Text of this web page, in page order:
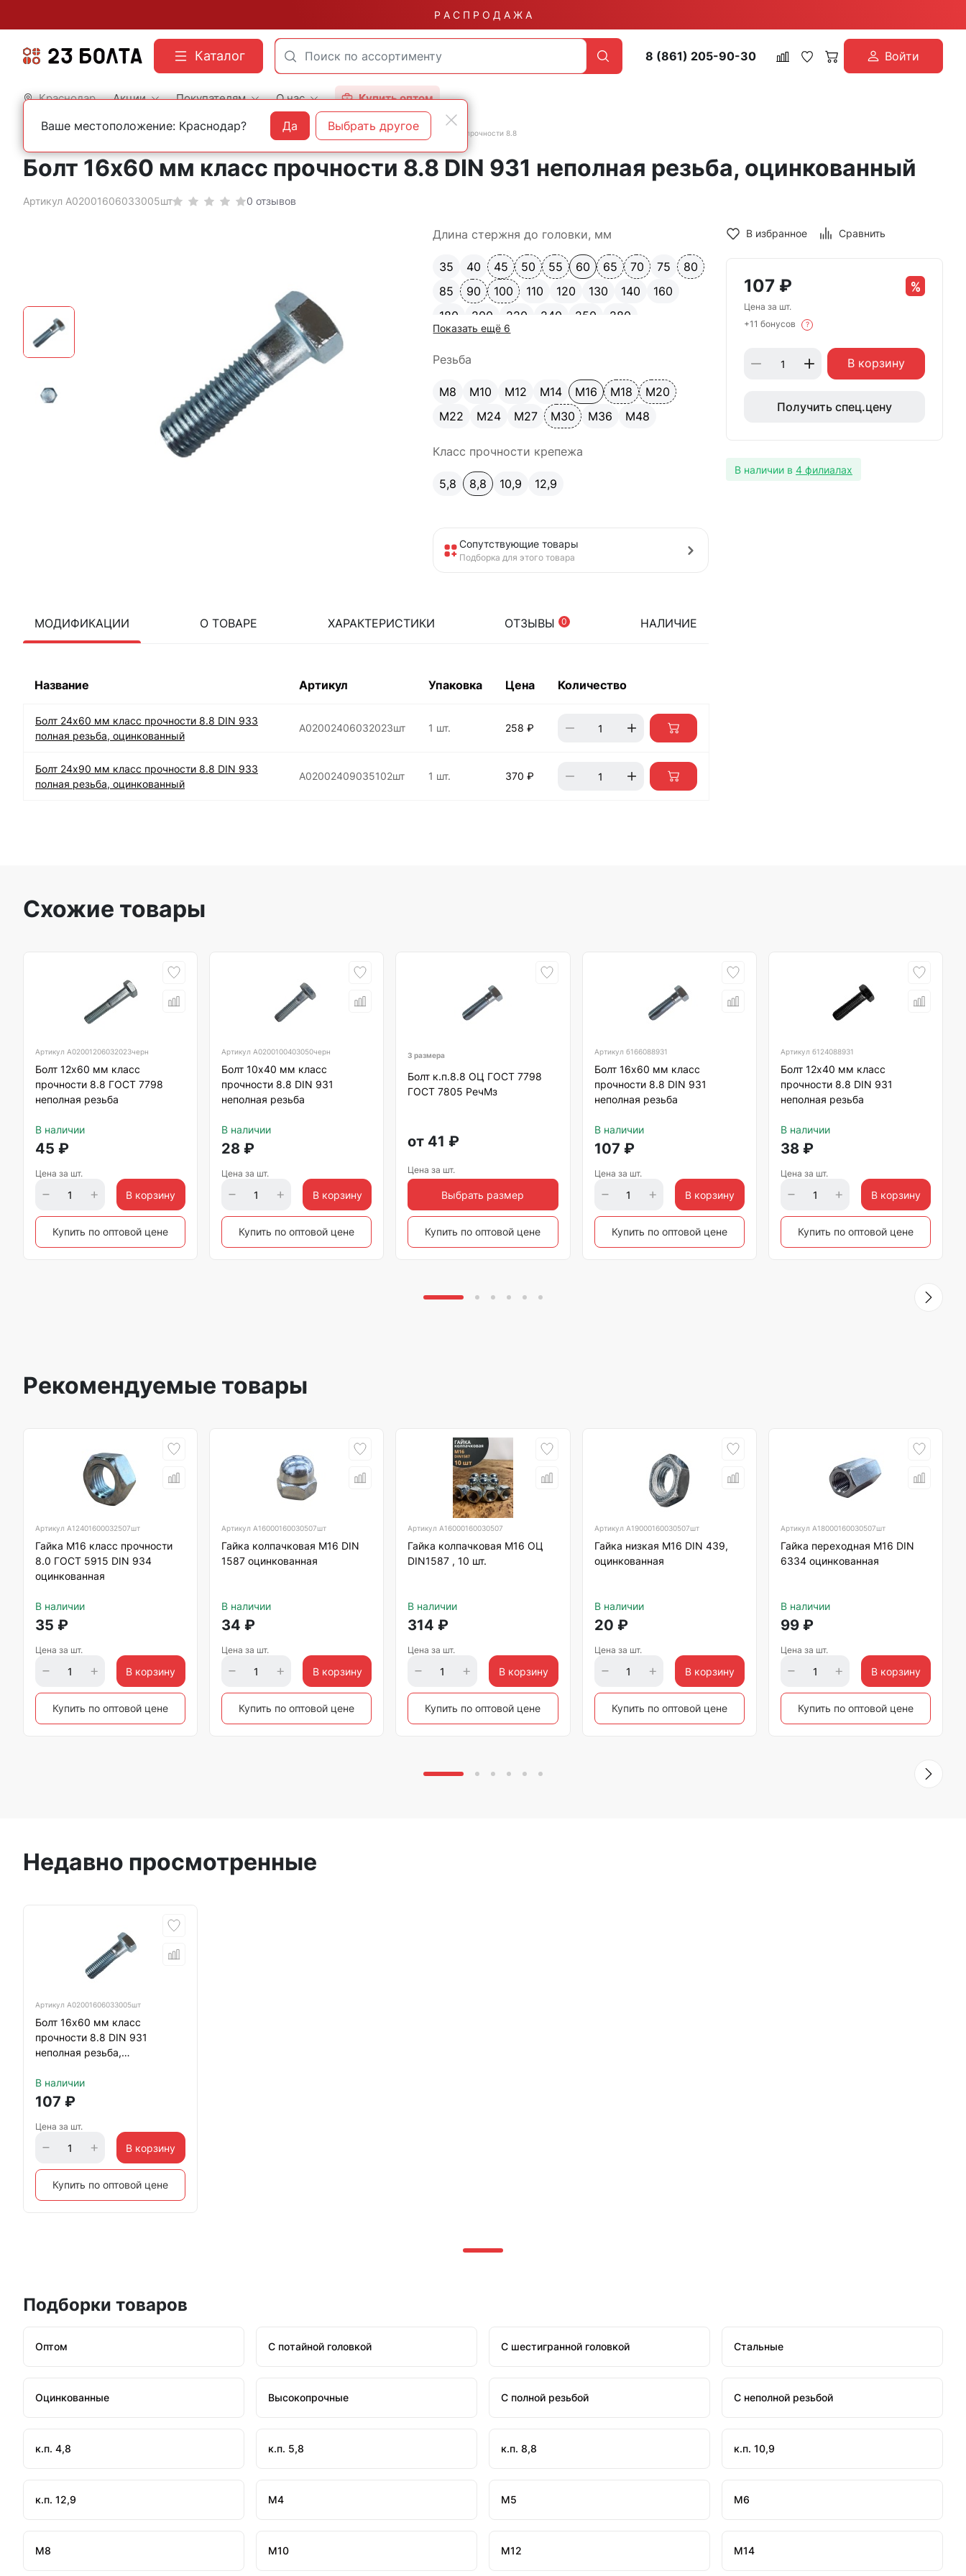
Р А С П Р О Д А Ж А
Каталог 8 (861) 205-90-30 Войти
Краснодар Акции Покупателям О нас Купить оптом
Главная Строительный крепеж Болты DIN 931 шестигранные с неполной резьбой DIN 931 неполная резьба класс прочности 8.8
Болт 16х60 мм класс прочности 8.8 DIN 931 неполная резьба, оцинкованный
Артикул А02001606033005шт 0 отзывов
Длина стержня до головки, мм
35 40 45 50 55 60 65 70 75
80
85
90 100 110 120 130 140
160
180
200 220 240 250 280
Показать ещё 6
Резьба
М8 М10 М12 М14 М16 М18
М20
М22
М24 М27 М30 М36 М48
Класс прочности крепежа
5,8 8,8 10,9 12,9
Сопутствующие товары
Подборка для этого товара
МОДИФИКАЦИИ О ТОВАРЕ ХАРАКТЕРИСТИКИ ОТЗЫВЫ 0 НАЛИЧИЕ
Название Артикул Упаковка Цена Количество
Болт 24х60 мм класс прочности 8.8 DIN 933
полная резьба, оцинкованный
А02002406032023шт 1 шт. 258 ₽
Болт 24х90 мм класс прочности 8.8 DIN 933
полная резьба, оцинкованный
А02002409035102шт 1 шт. 370 ₽
В избранное Сравнить
107 ₽
Цена за шт.
+11 бонусов
?
В корзину
Получить спец.цену
В наличии в 4 филиалах
Схожие товары
Артикул А02001206032023черн
Болт 12х60 мм класс
прочности 8.8 ГОСТ 7798
неполная резьба
В наличии
45 ₽
Цена за шт.
В корзину
Купить по оптовой цене
Артикул А0200100403050черн
Болт 10х40 мм класс
прочности 8.8 DIN 931
неполная резьба
В наличии
28 ₽
Цена за шт.
В корзину
Купить по оптовой цене
3 размера
Болт к.п.8.8 ОЦ ГОСТ 7798
ГОСТ 7805 РечМз
от 41 ₽
Цена за шт.
Выбрать размер
Купить по оптовой цене
Артикул б166088931
Болт 16х60 мм класс
прочности 8.8 DIN 931
неполная резьба
В наличии
107 ₽
Цена за шт.
В корзину
Купить по оптовой цене
Артикул б124088931
Болт 12х40 мм класс
прочности 8.8 DIN 931
неполная резьба
В наличии
38₽
Цена за шт.
В корзину
Купить по оптовой цене
Рекомендуемые товары
Артикул А12401600032507шт
Гайка М16 класс прочности
8.0 ГОСТ 5915 DIN 934
оцинкованная
В наличии
35 ₽
Цена за шт.
В корзину
Купить по оптовой цене
Артикул А16000160030507шт
Гайка колпачковая М16 DIN
1587 оцинкованная
В наличии
34 ₽
Цена за шт.
В корзину
Купить по оптовой цене
Артикул А16000160030507
Гайка колпачковая М16 ОЦ
DIN1587 , 10 шт.
В наличии
314 ₽
Цена за шт.
В корзину
Купить по оптовой цене
Артикул А19000160030507шт
Гайка низкая М16 DIN 439,
оцинкованная
В наличии
20 ₽
Цена за шт.
В корзину
Купить по оптовой цене
Артикул А18000160030507шт
Гайка переходная М16 DIN
6334 оцинкованная
В наличии
99₽
Цена за шт.
В корзину
Купить по оптовой цене
Недавно просмотренные
Артикул А02001606033005шт
Болт 16х60 мм класс
прочности 8.8 DIN 931
неполная резьба,
В наличии
107 ₽
Цена за шт.
В корзину
Купить по оптовой цене
Подборки товаров
Оптом С потайной головкой С шестигранной головкой Стальные
Оцинкованные Высокопрочные С полной резьбой С неполной резьбой
к.п. 4,8 к.п. 5,8 к.п. 8,8 к.п. 10,9
к.п. 12,9 М4 М5 М6
М8 М10 М12 М14
Ваше местоположение: Краснодар? Да Выбрать другое